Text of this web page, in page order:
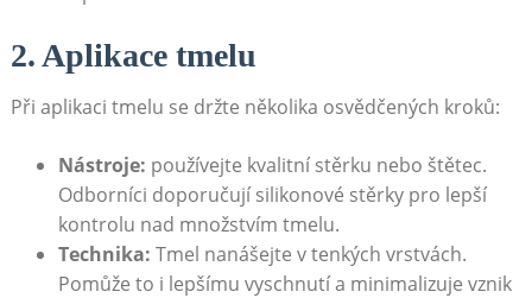
2. Aplikace tmelu
Při aplikaci ⁣tmelu se‌ držte ‌několika osvědčených kroků:
Nástroje: používejte kvalitní stěrku nebo štětec.
Odborníci ‍doporučují silikonové stěrky pro lepší​
kontrolu nad množstvím tmelu.
Technika: ‍Tmel‍ nanášejte‌ v tenkých vrstvách.
Pomůže to i ​lepšímu vyschnutí ‌a minimalizuje vznik